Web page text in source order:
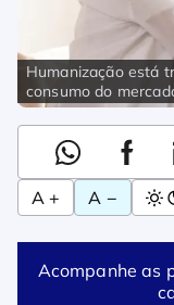
Humanização está
consumo do
A + A −
Acompanhe as